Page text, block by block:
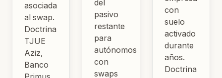
asociada
al swap.
Doctrina
TJUE
Aziz,
Banco
del
pasivo
restante
para
autónomos
con
swaps
con
suelo
activado
durante
años.
Doctrina